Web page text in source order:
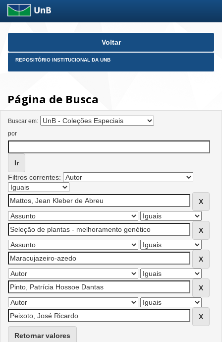
Skip
Voltar
REPOSITÓRIO INSTITUCIONAL DA UNB
Página de Busca
Buscar em:
por
Filtros correntes:
Retornar valores